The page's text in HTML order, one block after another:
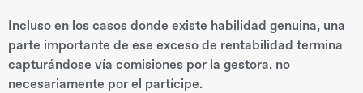
Incluso en los casos donde existe habilidad genuina, una
parte importante de ese exceso de rentabilidad termina
capturándose vía comisiones por la gestora, no
necesariamente por el partícipe.